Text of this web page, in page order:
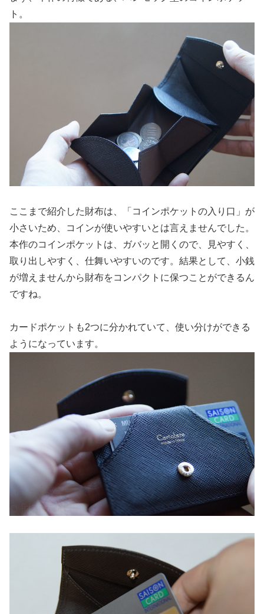
ト。
ここまで紹介した財布は、「コインポケットの入り口」が
小さいため、コインが使いやすいとは言えませんでした。
本作のコインポケットは、ガバッと開くので、見やすく、
取り出しやすく、仕舞いやすいのです。結果として、小銭
が増えませんから財布をコンパクトに保つことができるん
ですね。
カードポケットも2つに分かれていて、使い分けができる
ようになっています。